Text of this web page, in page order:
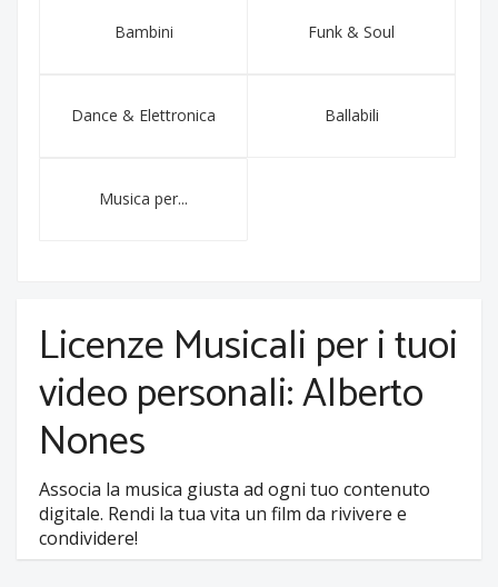
Bambini Funk & Soul
Dance & Elettronica Ballabili
Musica per...
Licenze Musicali per i tuoi
video personali: Alberto
Nones
Associa la musica giusta ad ogni tuo contenuto
digitale. Rendi la tua vita un film da rivivere e
condividere!